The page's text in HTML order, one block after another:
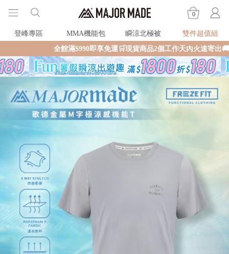
0
登峰專區 MMA機能包 瞬涼北極被
雙件超值組
全館滿$990即享免運🛒現貨商品2個工作天內火速寄出🚚滿額再送限量好